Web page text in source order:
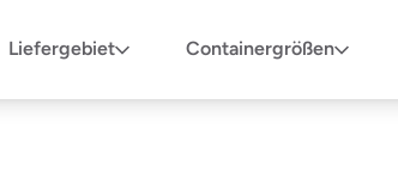
Liefergebiet Containergrößen